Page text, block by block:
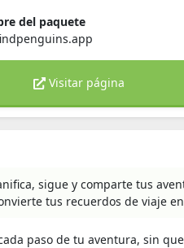
del paquete
Visitar página
sigue y comparte tus
tus recuerdos de viaje
paso de tu aventura, sin